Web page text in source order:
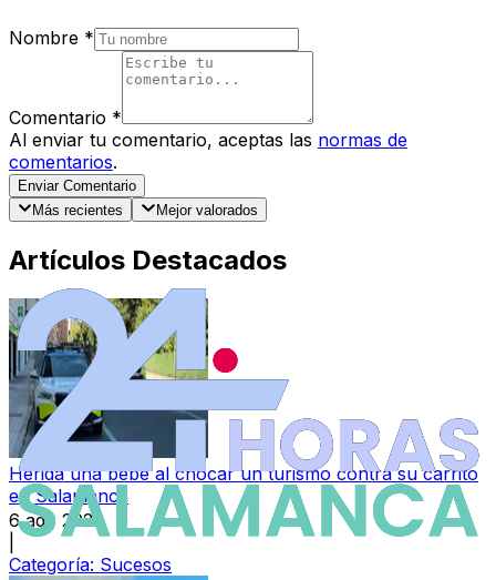
Nombre *
Comentario *
Al enviar tu comentario, aceptas las normas de
comentarios.
Enviar Comentario
Más recientes
Mejor valorados
Artículos Destacados
Herida una bebé al chocar un turismo contra su carrito
en Salamanca
6 ago 2026
Categoría: Sucesos